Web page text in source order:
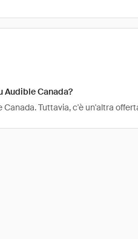
Audible Canada?
Tuttavia, c'è un'altra